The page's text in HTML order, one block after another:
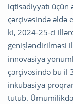
iqtisadiyyatı üçün
çərçivəsində əldə
ki, 2024-25-ci
genişləndirilməsi
innovasiya
çərçivəsində bu il
inkubasiya
tutub.